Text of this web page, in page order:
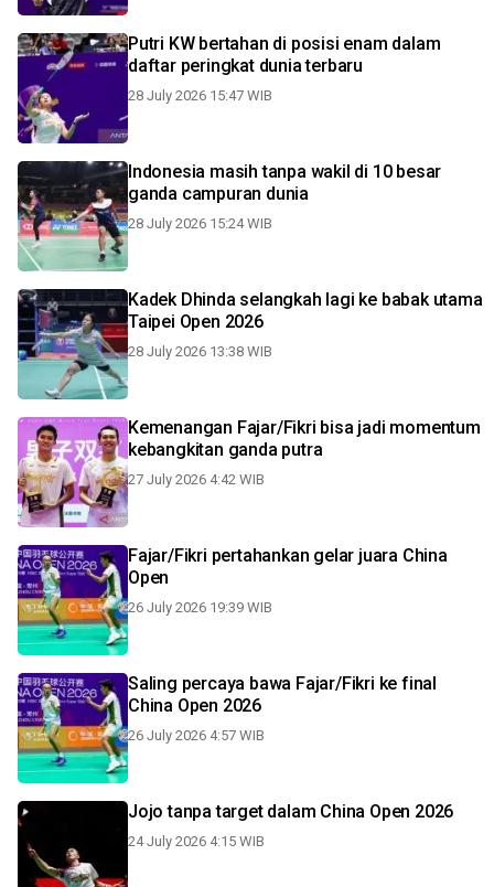
Putri KW bertahan di posisi enam dalam
daftar peringkat dunia terbaru
28 July 2026 15:47 WIB
Indonesia masih tanpa wakil di 10 besar
ganda campuran dunia
28 July 2026 15:24 WIB
Kadek Dhinda selangkah lagi ke babak utama
Taipei Open 2026
28 July 2026 13:38 WIB
Kemenangan Fajar/Fikri bisa jadi momentum
kebangkitan ganda putra
27 July 2026 4:42 WIB
Fajar/Fikri pertahankan gelar juara China
Open
26 July 2026 19:39 WIB
Saling percaya bawa Fajar/Fikri ke final
China Open 2026
26 July 2026 4:57 WIB
Jojo tanpa target dalam China Open 2026
24 July 2026 4:15 WIB